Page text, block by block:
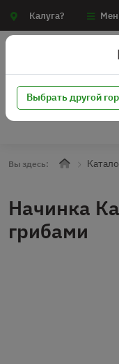
Калуга?
Вы здесь:
Начинка
грибами
Выбрать другой